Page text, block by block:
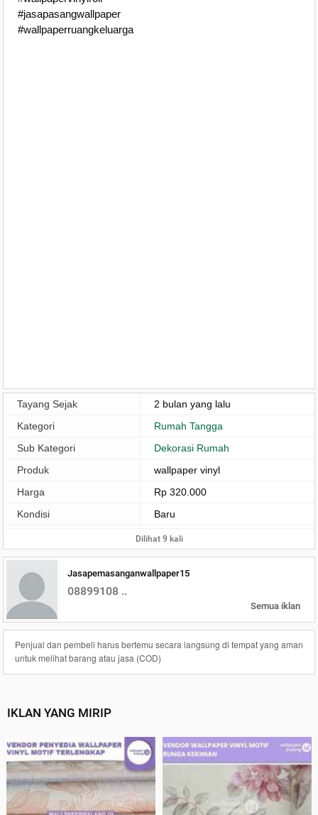
#jasapasangwallpaper
#wallpaperruangkeluarga
Tayang Sejak
2 bulan yang lalu
Kategori
Rumah Tangga
Sub Kategori
Dekorasi Rumah
Produk
wallpaper vinyl
Harga
Rp 320.000
Kondisi
Baru
Dilihat 9 kali
Jasapemasanganwallpaper15
08899108 ..
Semua iklan
Penjual dan pembeli harus bertemu secara langsung di tempat yang aman
untuk melihat barang atau jasa (COD)
IKLAN YANG MIRIP